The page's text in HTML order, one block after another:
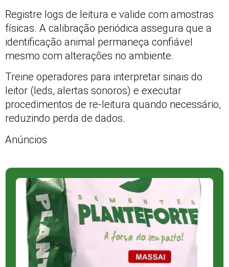
Registre logs de leitura e valide com amostras
físicas. A calibração periódica assegura que a
identificação animal permaneça confiável
mesmo com alterações no ambiente.
Treine operadores para interpretar sinais do
leitor (leds, alertas sonoros) e executar
procedimentos de re-leitura quando necessário,
reduzindo perda de dados.
Anúncios